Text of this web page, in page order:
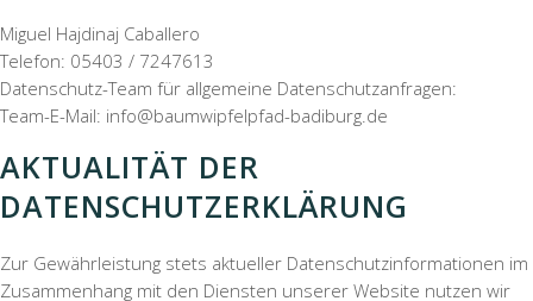
Miguel Hajdinaj Caballero
Telefon: 05403 / 7247613
Datenschutz-Team für allgemeine Datenschutzanfragen:
Team-E-Mail: info@baumwipfelpfad-badiburg.de
AKTUALITÄT DER
DATENSCHUTZERKLÄRUNG
Zur Gewährleistung stets aktueller Datenschutzinformationen im
Zusammenhang mit den Diensten unserer Website nutzen wir